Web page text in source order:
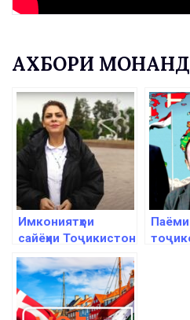
АХБОРИ
Имкониятҳои
сайёҳии Тоҷикистон
дар сафарномаи
Марям